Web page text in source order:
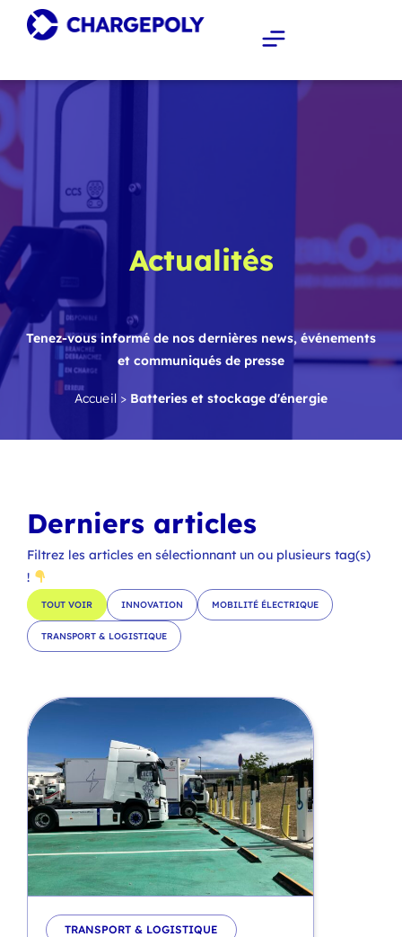
Actualités
Tenez-vous informé de nos dernières news, événements
et communiqués de presse
Accueil> Batteries et stockage d'énergie
Derniers articles
Filtrez les articles en sélectionnant un ou plusieurs tag(s)
!
INNOVATION MOBILITÉ ÉLECTRIQUE
TRANSPORT & LOGISTIQUE
TOUT VOIR
TRANSPORT & LOGISTIQUE